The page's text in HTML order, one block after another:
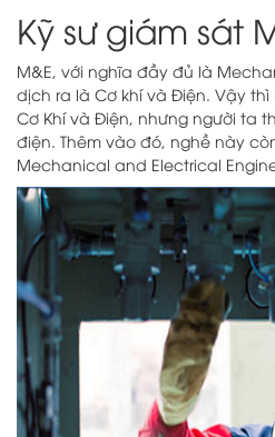
Kỹ sư giám sát
M&E, với nghĩa đầy đủ là
dịch ra là Cơ khí và Điện. Vậy thì
Cơ Khí và Điện, nhưng người ta
điện. Thêm vào đó, nghề này
Mechanical and Electrical